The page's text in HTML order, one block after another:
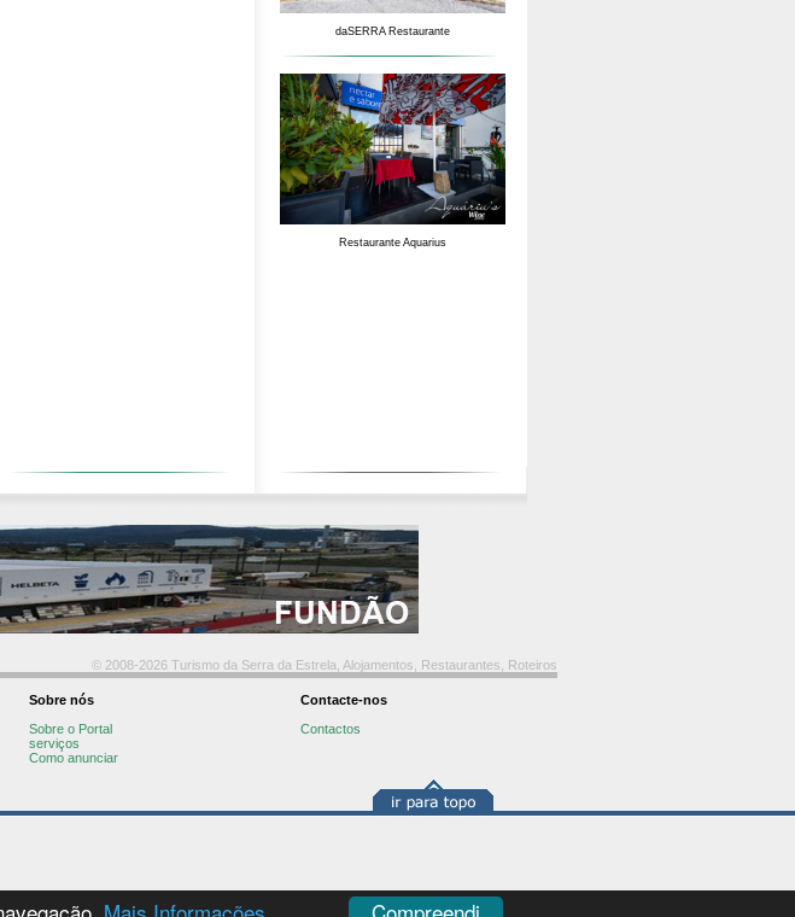
daSERRA Restaurante
Restaurante Aquarius
© 2008-2026 Turismo da Serra da Estrela, Alojamentos, Restaurantes, Roteiros
Sobre nós
Sobre o Portal
serviços
Como anunciar
Contacte-nos
Contactos